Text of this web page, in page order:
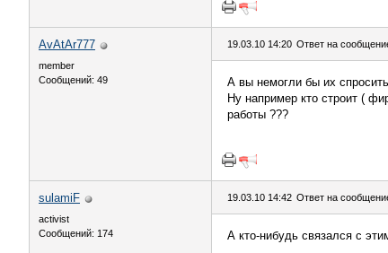
AvAtAr777
member
Сообщений: 49
19.03.10 14:20 Ответ на
А вы немогли бы их
Ну например кто строит (
работы ???
sulamiF
activist
Сообщений: 174
19.03.10 14:42 Ответ на
А кто-нибудь связался с